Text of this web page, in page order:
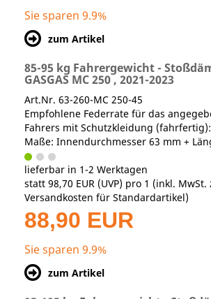
Sie sparen 9.9%
zum Artikel
85-95 kg Fahrergewicht -
GASGAS MC 250 , 2021-2023
Art.Nr. 63-260-MC 250-45
Empfohlene Federrate für das
Fahrers mit Schutzkleidung
Maße: Innendurchmesser 63 mm +
lieferbar in 1-2 Werktagen
statt 98,70 EUR (UVP) pro 1 (inkl. MwSt.
Versandkosten für Standardartikel)
88,90 EUR
Sie sparen 9.9%
zum Artikel